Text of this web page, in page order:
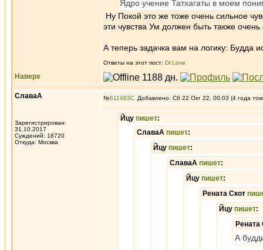
Ядро учение Татхагаты в моем
Ну Покой это же тоже очень сильное
эти чувства Ум должен быть также
А теперь задачка вам на логику: Будда
Ответы на этот пост: Dr.Love
Наверх
СлаваА
Зарегистрирован:
31.10.2017
Суждений: 18720
Откуда: Москва
№611983 Добавлено: Сб 22 Окт 22, 00:03 (4 года
Йцу пишет:
СлаваА пишет:
Йцу пишет:
СлаваА пишет:
Йцу пишет:
Рената Скот
Йцу пишет:
Рената
А